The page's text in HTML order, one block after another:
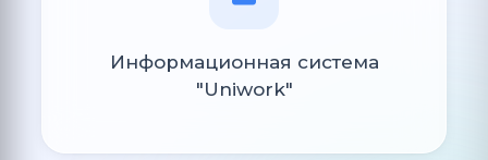
Информационная система
"Uniwork"